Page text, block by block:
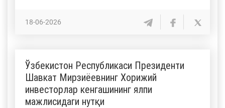
18-06-2026
Ўзбекистон Республикаси Президенти
Шавкат Мирзиёевнинг Хорижий
инвесторлар кенгашининг ялпи
мажлисидаги нутқи